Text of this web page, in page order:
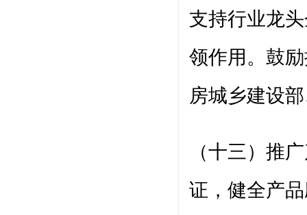
支持行业龙
领作用。鼓
房城乡建设
（十三）推
证，健全产